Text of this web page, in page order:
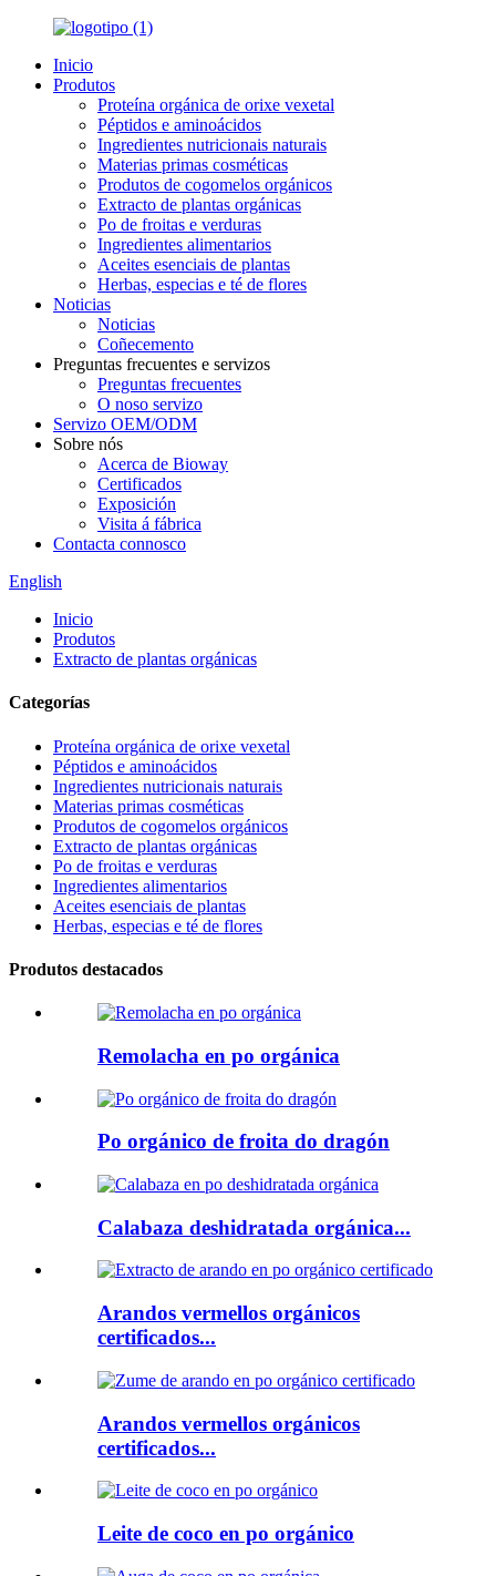
Inicio
Produtos
Proteína orgánica de orixe vexetal
Péptidos e aminoácidos
Ingredientes nutricionais naturais
Materias primas cosméticas
Produtos de cogomelos orgánicos
Extracto de plantas orgánicas
Po de froitas e verduras
Ingredientes alimentarios
Aceites esenciais de plantas
Herbas, especias e té de flores
Noticias
Noticias
Coñecemento
Preguntas frecuentes e servizos
Preguntas frecuentes
O noso servizo
Servizo OEM/ODM
Sobre nós
Acerca de Bioway
Certificados
Exposición
Visita á fábrica
Contacta connosco
English
Inicio
Produtos
Extracto de plantas orgánicas
Categorías
Proteína orgánica de orixe vexetal
Péptidos e aminoácidos
Ingredientes nutricionais naturais
Materias primas cosméticas
Produtos de cogomelos orgánicos
Extracto de plantas orgánicas
Po de froitas e verduras
Ingredientes alimentarios
Aceites esenciais de plantas
Herbas, especias e té de flores
Produtos destacados
Remolacha en po orgánica
Po orgánico de froita do dragón
Calabaza deshidratada orgánica...
Arandos vermellos orgánicos
certificados...
Arandos vermellos orgánicos
certificados...
Leite de coco en po orgánico